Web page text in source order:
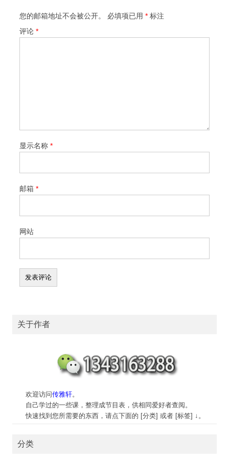
您的邮箱地址不会被公开。 必填项已用 * 标注
评论 *
显示名称 *
邮箱 *
网站
关于作者
欢迎访问传雅轩。
自己学过的一些课，整理成节目表，供相同爱好者查阅。
快速找到您所需要的东西，请点下面的 [分类] 或者 [标签] ↓。
分类